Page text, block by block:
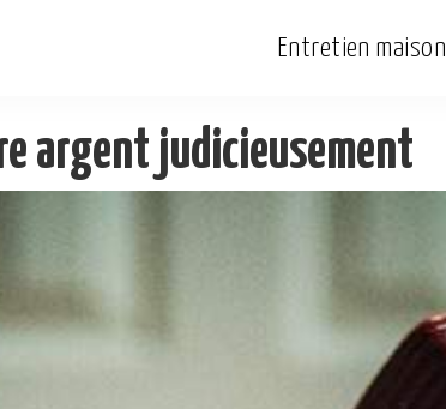
Entretien maison
argent judicieusement